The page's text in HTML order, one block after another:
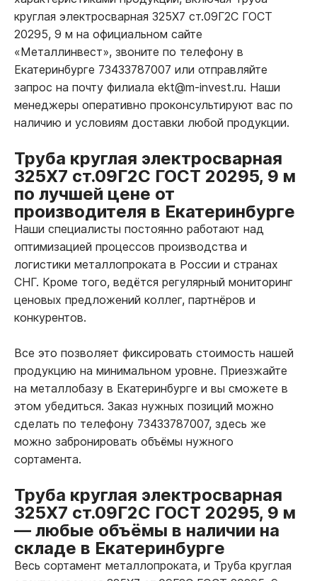
круглая электросварная 325Х7 ст.09Г2С ГОСТ
20295, 9 м на официальном сайте
«Металлинвест», звоните по телефону в
Екатеринбурге 73433787007 или отправляйте
запрос на почту филиала ekt@m-invest.ru. Наши
менеджеры оперативно проконсультируют вас по
наличию и условиям доставки любой продукции.
Труба круглая электросварная
325Х7 ст.09Г2С ГОСТ 20295, 9 м
по лучшей цене от
производителя в Екатеринбурге
Наши специалисты постоянно работают над
оптимизацией процессов производства и
логистики металлопроката в России и странах
СНГ. Кроме того, ведётся регулярный мониторинг
ценовых предложений коллег, партнёров и
конкурентов.
Все это позволяет фиксировать стоимость нашей
продукцию на минимальном уровне. Приезжайте
на металлобазу в Екатеринбурге и вы сможете в
этом убедиться. Заказ нужных позиций можно
сделать по телефону 73433787007, здесь же
можно забронировать объёмы нужного
сортамента.
Труба круглая электросварная
325Х7 ст.09Г2С ГОСТ 20295, 9 м
— любые объёмы в наличии на
складе в Екатеринбурге
Весь сортамент металлопроката, и Труба круглая